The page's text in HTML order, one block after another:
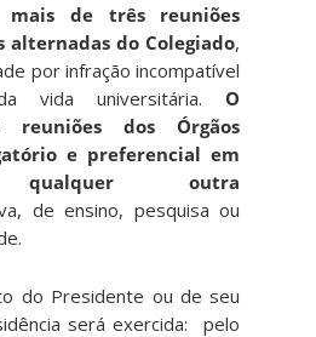
de três reuniões
alternadas do Colegiado,
por infração incompatível
vida universitária. O
reuniões dos Órgãos
e preferencial em
outra
de ensino, pesquisa ou
do Presidente ou de seu
será exercida:pelo